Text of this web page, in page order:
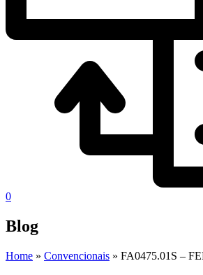
0
Blog
Home » Convencionais » FA0475.01S –